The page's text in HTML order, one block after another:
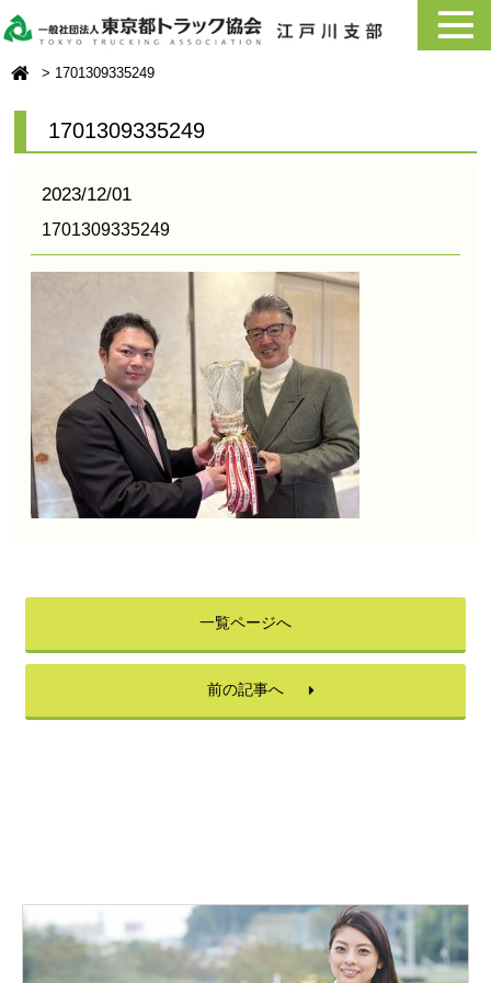
1701309335249
1701309335249
2023/12/01
1701309335249
一覧ページへ
前の記事へ